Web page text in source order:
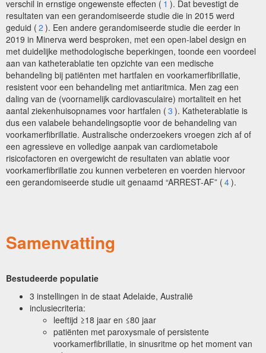
verschil in ernstige ongewenste effecten ( 1 ). Dat bevestigt de
resultaten van een gerandomiseerde studie die in 2015 werd
geduid ( 2 ). Een andere gerandomiseerde studie die eerder in
2019 in Minerva werd besproken, met een open-label design en
met duidelijke methodologische beperkingen, toonde een voordeel
aan van katheterablatie ten opzichte van een medische
behandeling bij patiënten met hartfalen en voorkamerfibrillatie,
resistent voor een behandeling met antiaritmica. Men zag een
daling van de (voornamelijk cardiovasculaire) mortaliteit en het
aantal ziekenhuisopnames voor hartfalen ( 3 ). Katheterablatie is
dus een valabele behandelingsoptie voor de behandeling van
voorkamerfibrillatie. Australische onderzoekers vroegen zich af of
een agressieve en volledige aanpak van cardiometabole
risicofactoren en overgewicht de resultaten van ablatie voor
voorkamerfibrillatie zou kunnen verbeteren en voerden hiervoor
een gerandomiseerde studie uit genaamd “ARREST-AF” ( 4).
Samenvatting
Bestudeerde populatie
3 instellingen in de staat Adelaide, Australië
inclusiecriteria:
leeftijd ≥18 jaar en ≤80 jaar
patiënten met paroxysmale of persistente
voorkamerfibrillatie, in sinusritme op het moment van